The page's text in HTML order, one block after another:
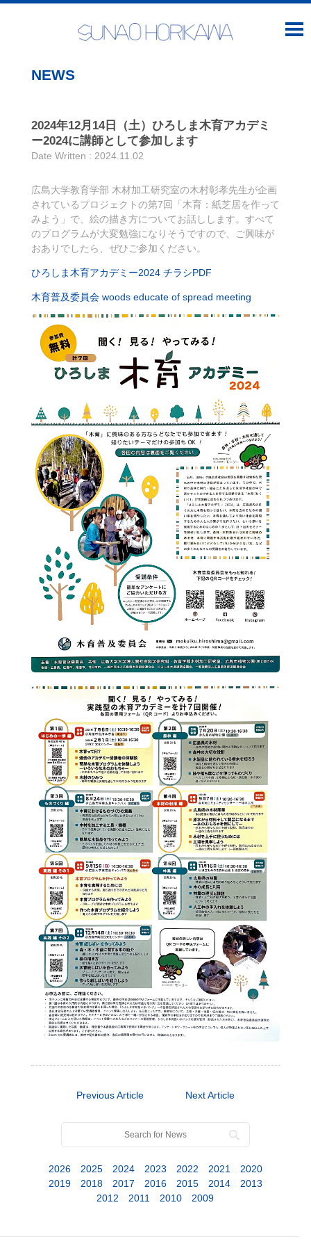
NEWS
2024年12月14日（土）ひろしま木育アカデミ
ー2024に講師として参加します
Date Written : 2024.11.02
広島大学教育学部 木材加工研究室の木村彰孝先生が企画
されているプロジェクトの第7回「木育：紙芝居を作って
みよう」で、絵の描き方についてお話しします。すべて
のプログラムが大変勉強になりそうですので、ご興味が
おありでしたら、ぜひご参加ください。
ひろしま木育アカデミー2024 チラシPDF
木育普及委員会 woods educate of spread meeting
Previous Article Next Article
2026 2025 2024 2023 2022 2021
2020
2019
2018 2017 2016 2015 2014
2013
2012
2011 2010 2009